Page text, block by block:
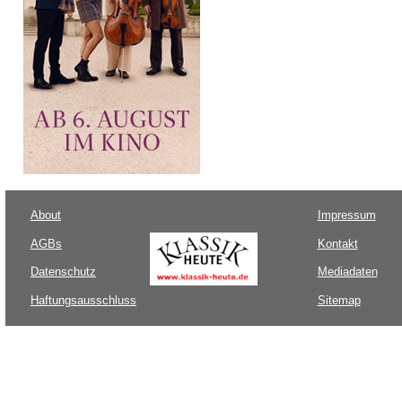
About
AGBs
Datenschutz
Haftungsausschluss
Impressum
Kontakt
Mediadaten
Sitemap